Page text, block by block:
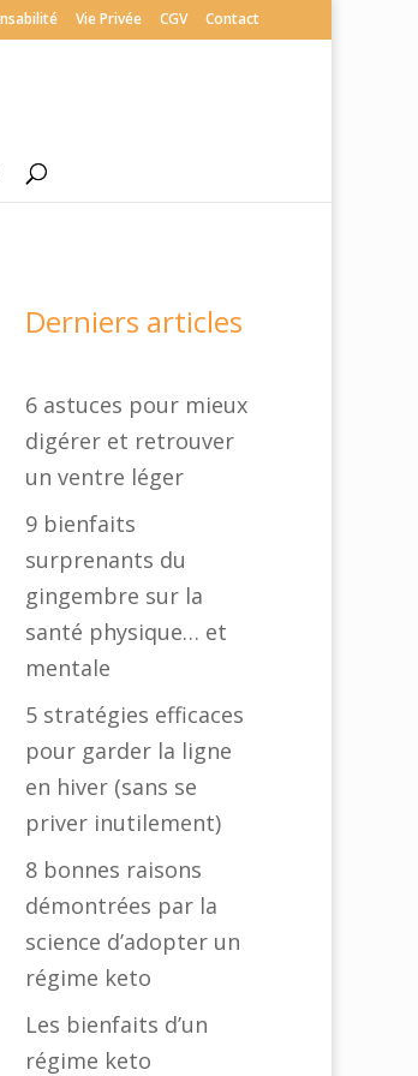
Vie Privée CGV Contact
Derniers articles
6 astuces pour mieux
digérer et retrouver
un ventre léger
9 bienfaits
surprenants du
gingembre sur la
santé physique… et
mentale
5 stratégies efficaces
pour garder la ligne
en hiver (sans se
priver inutilement)
8 bonnes raisons
démontrées par la
science d’adopter un
régime keto
Les bienfaits d’un
régime keto